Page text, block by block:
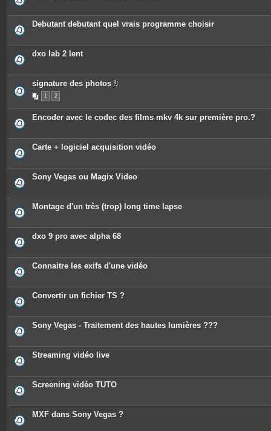
Debutant debutant quel vrais programme choisir
dxo lab 2 lent
signature des photos
c
e
o
i
e
s
1 2
Encoder avec le codec des films mkv 4k sur première pro.?
Carte + logiciel acquisition vidéo
Sony Vegas ou Magix Video
Montage d'un très (trop) long time lapse
dxo 9 pro avec alpha 68
Connaitre les exifs d'une vidéo
Convertir un fichier TS ?
Sony Vegas - Traitement des hautes lumières ???
Streaming vidéo live
Screening vidéo TUTO
MXF dans Sony Vegas ?